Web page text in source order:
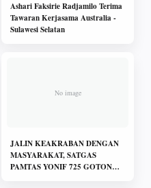
Ashari Faksirie Radjamilo Terima
Tawaran Kerjasama Australia -
Sulawesi Selatan
JALIN KEAKRABAN DENGAN
MASYARAKAT, SATGAS
PAMTAS YONIF 725 GOTONG